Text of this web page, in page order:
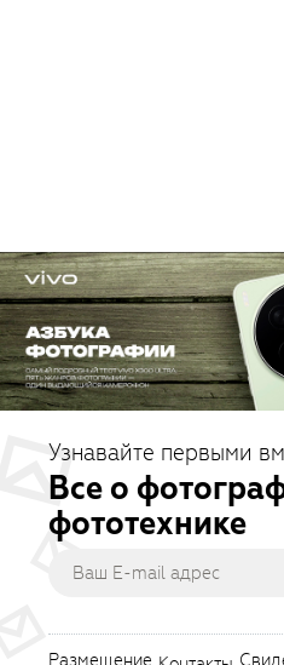
Узнавайте первыми
Все о
фототехнике
Размещение